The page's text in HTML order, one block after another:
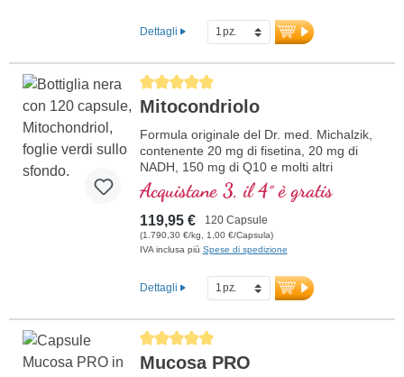
garantiscono la massima qualità.
Sviluppato da medici.
ulteriori informazioni su
Mitochondrium forte PRO
Dettagli
Average rating of 5 out of 5 stars
Mitocondriolo
Formula originale del Dr. med. Michalzik,
contenente 20 mg di fisetina, 20 mg di
NADH, 150 mg di Q10 e molti altri
importanti agenti mitocondriali. Con
l'enhancer di biodisponibilità D-Pinitol.
Guscio delle capsule vegano, senza PEG
e carragenina, e sigillo privo di alluminio,
attivatore mitocondriale PGC-1α, senza
esperienza in sostanze vitali e oltre 20
anni di esperienza produttiva.
Acquistane 3, il 4° è gratis
119,95 € 120 Capsule
(1.790,30 €/kg, 1,00 €/Capsula)
IVA inclusa più Spese di spedizione
Dettagli
Average rating of 5 out of 5 stars
Mucosa PRO